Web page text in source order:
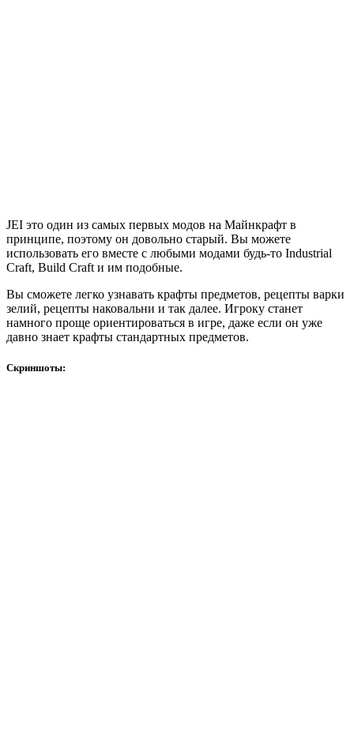
JEI это один из самых первых модов на Майнкрафт в
принципе, поэтому он довольно старый. Вы можете
использовать его вместе с любыми модами будь-то Industrial
Craft, Build Craft и им подобные.
Вы сможете легко узнавать крафты предметов, рецепты варки
зелий, рецепты наковальни и так далее. Игроку станет
намного проще ориентироваться в игре, даже если он уже
давно знает крафты стандартных предметов.
Скриншоты: